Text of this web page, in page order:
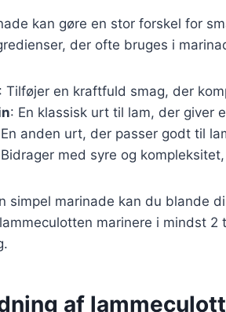
kan gøre en stor forskel for
der ofte bruges i
: Tilføjer en kraftfuld smag, der
: En klassisk urt til lam, der giver
anden urt, der passer godt til
med syre og
simpel marinade kan du blande
marinere i mindst
af